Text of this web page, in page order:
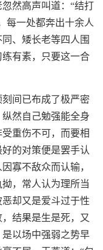
然高声叫道：“结打
每一处都奔出十余人
、矮长老等四人围
有素，只要这一合
间已布成了极严密
然自己勉强能全身
重伤不可，而要相
的对策便是罢手认
寡不敌众而认输，
，常人认为理所当
却又是爱斗过于性
结果是生是死，又
以场中强弱之势早